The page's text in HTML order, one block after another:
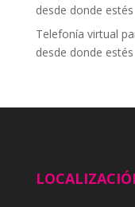
desde donde estés
Telefonía virtual
desde donde estés